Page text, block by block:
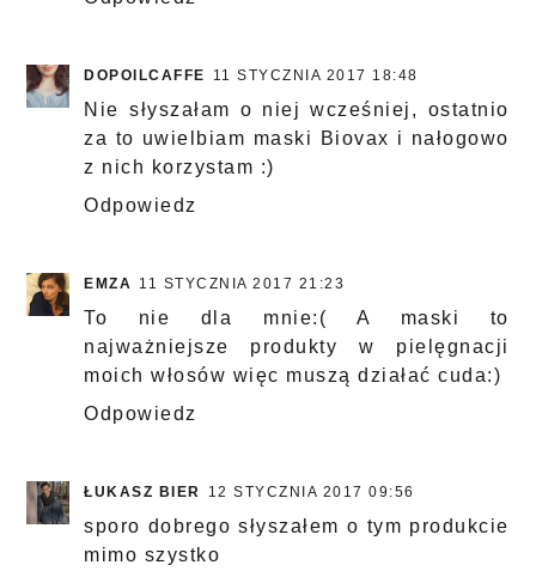
DOPOILCAFFE 11 STYCZNIA 2017 18:48
Nie słyszałam o niej wcześniej, ostatnio
za to uwielbiam maski Biovax i nałogowo
z nich korzystam :)
Odpowiedz
EMZA 11 STYCZNIA 2017 21:23
To nie dla mnie:( A maski to
najważniejsze produkty w pielęgnacji
moich włosów więc muszą działać cuda:)
Odpowiedz
ŁUKASZ BIER 12 STYCZNIA 2017 09:56
sporo dobrego słyszałem o tym produkcie
mimo szystko